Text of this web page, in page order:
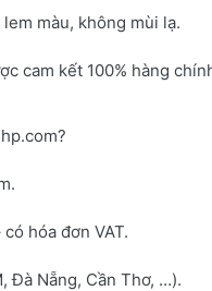
màu, không mùi lạ.
cam kết 100% hàng
hóa đơn VAT.
Đà Nẵng, Cần Thơ, …).